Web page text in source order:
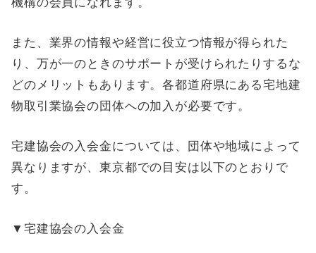
また、業界の情報や経営に役立つ情報が得られた
り、万が一のときのサポートが受けられたりするな
どのメリットもあります。各都道府県にある宅地建
物取引業協会の団体への加入が必要です。
宅建協会の入会金については、団体や地域によって
異なりますが、東京都での目安は以下のとおりで
す。
▼宅建協会の入会金